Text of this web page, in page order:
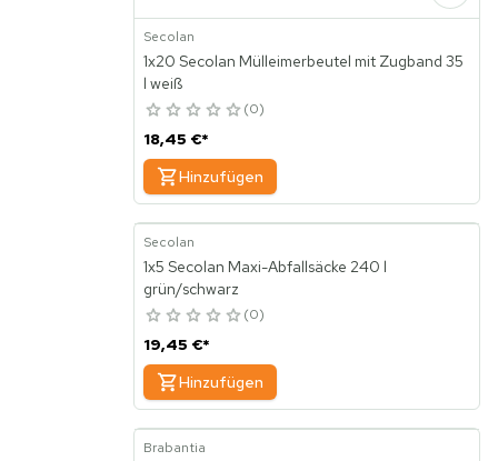
Secolan
1x20 Secolan Mülleimerbeutel mit Zugband 35
l weiß
0
18,45 €*
Hinzufügen
Secolan
1x5 Secolan Maxi-Abfallsäcke 240 l
grün/schwarz
0
19,45 €*
Hinzufügen
Brabantia